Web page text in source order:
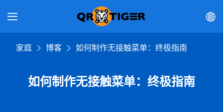
家庭 博客 如何制作无接触菜单：终极指南
如何制作无接触菜单：终极指南